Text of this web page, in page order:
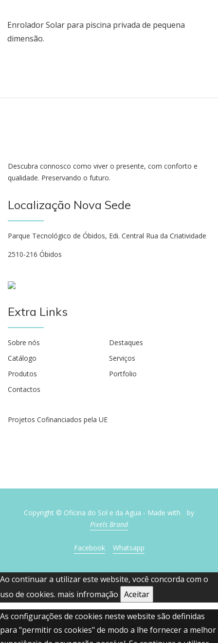
Enrolador Solar para piscina privada de pequena
dimensão.
Descubra connosco como viver o presente, com conforto e
qualidade. Preservando o futuro.
Localização Nova Sede
Parque Tecnológico de Óbidos, Edi. Central Rua da Criatividade
2510-216 Óbidos
Extra Links
Sobre nós
Destaques
Catálogo
Serviços
Produtos
Portfolio
Contactos
Projetos Cofinanciados pela UE
Copyright © Oficina do Sol e da Agua - Made with
by
Pixels Brand
Facebook Whatsapp
Ao continuar a utilizar este website, você concorda com o
uso de cookies. mais infromação Aceitar
As configurações de cookies neste website são definidas
para "permitir os cookies" de modo a lhe fornecer a melhor